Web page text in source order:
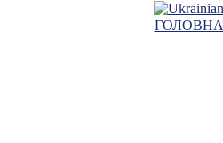
ГОЛОВНА